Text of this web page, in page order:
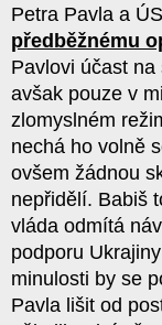
Petra Pavla a
předběžnému
Pavlovi účast
avšak pouze v
zlomyslném
nechá ho volně
ovšem žádnou
nepřidělí. Babiš
vláda odmítá
podporu
minulosti by se
Pavla lišit od